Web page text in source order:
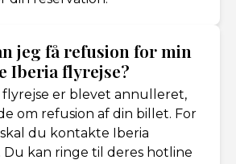
jeg få refusion for min
Iberia flyrejse?
flyrejse er blevet annulleret,
om refusion af din billet. For
du kontakte Iberia
Du kan ringe til deres hotline